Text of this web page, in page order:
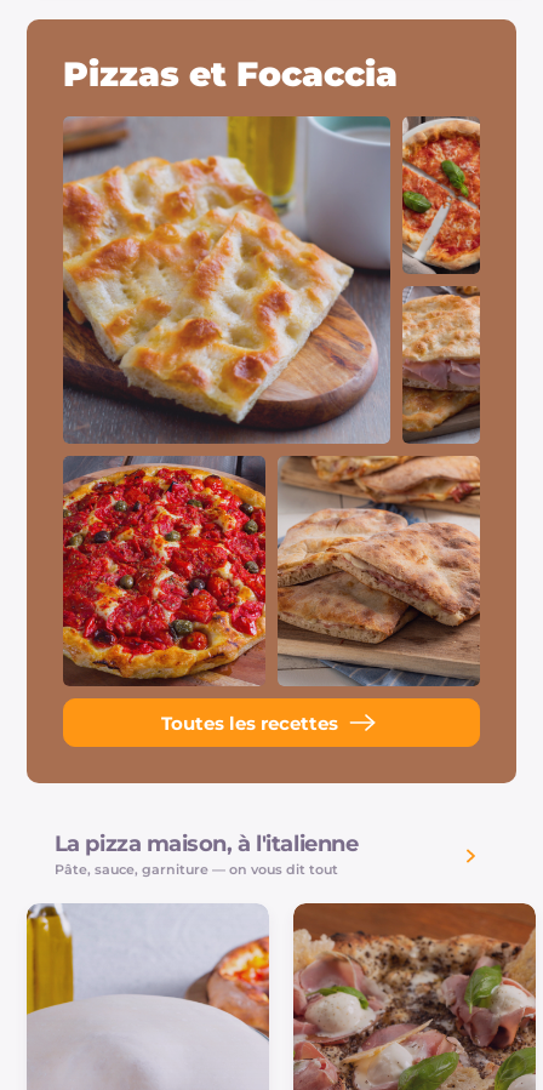
Pizzas et Focaccia
Toutes les recettes
La pizza maison, à l'italienne
Pâte, sauce, garniture — on vous dit tout